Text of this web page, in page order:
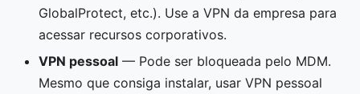
GlobalProtect, etc.). Use a VPN da empresa para
acessar recursos corporativos.
VPN pessoal — Pode ser bloqueada pelo MDM.
Mesmo que consiga instalar, usar VPN pessoal